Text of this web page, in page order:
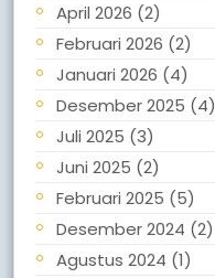
April 2026 (2)
Februari 2026 (2)
Januari 2026 (4)
Desember 2025 (4)
Juli 2025 (3)
Juni 2025 (2)
Februari 2025 (5)
Desember 2024 (2)
Agustus 2024 (1)